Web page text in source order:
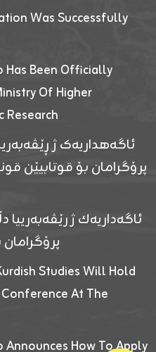
Was Successfully
Has Been Officially
Of Higher
Research
ئاگەهداریەک ژ
ئاگەداریەك ژ رێڤەبەرییا
پرۆگرامان
Studies Will Hold
At The
How To Apply